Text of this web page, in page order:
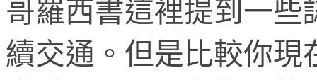
哥羅西書這裡提到一些
續交通。但是比較你現